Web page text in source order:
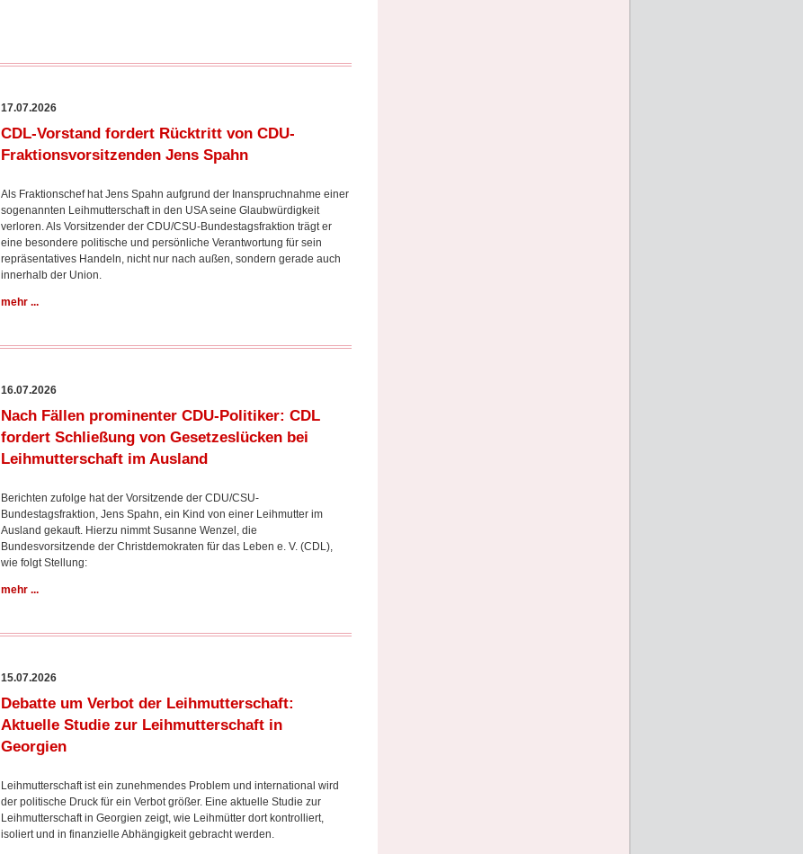
17.07.2026
CDL-Vorstand fordert Rücktritt von CDU-
Fraktionsvorsitzenden Jens Spahn
Als Fraktionschef hat Jens Spahn aufgrund der Inanspruchnahme einer
sogenannten Leihmutterschaft in den USA seine Glaubwürdigkeit
verloren. Als Vorsitzender der CDU/CSU-Bundestagsfraktion trägt er
eine besondere politische und persönliche Verantwortung für sein
repräsentatives Handeln, nicht nur nach außen, sondern gerade auch
innerhalb der Union.
mehr ...
16.07.2026
Nach Fällen prominenter CDU-Politiker: CDL
fordert Schließung von Gesetzeslücken bei
Leihmutterschaft im Ausland
Berichten zufolge hat der Vorsitzende der CDU/CSU-
Bundestagsfraktion, Jens Spahn, ein Kind von einer Leihmutter im
Ausland gekauft. Hierzu nimmt Susanne Wenzel, die
Bundesvorsitzende der Christdemokraten für das Leben e. V. (CDL),
wie folgt Stellung:
mehr ...
15.07.2026
Debatte um Verbot der Leihmutterschaft:
Aktuelle Studie zur Leihmutterschaft in
Georgien
Leihmutterschaft ist ein zunehmendes Problem und international wird
der politische Druck für ein Verbot größer. Eine aktuelle Studie zur
Leihmutterschaft in Georgien zeigt, wie Leihmütter dort kontrolliert,
isoliert und in finanzielle Abhängigkeit gebracht werden.